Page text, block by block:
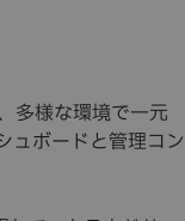
多様な環境で一元
ュボードと管理コン